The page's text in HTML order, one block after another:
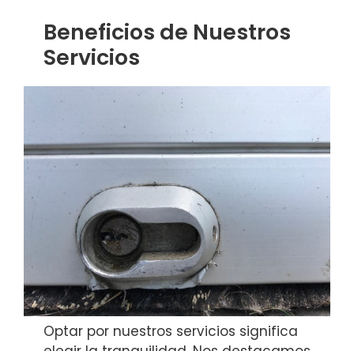
Beneficios de Nuestros
Servicios
Optar por nuestros servicios significa